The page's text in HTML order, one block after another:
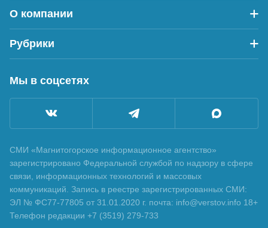
О компании
Рубрики
Мы в соцсетях
СМИ «Магнитогорское информационное агентство»
зарегистрировано Федеральной службой по надзору в сфере
связи, информационных технологий и массовых
коммуникаций. Запись в реестре зарегистрированных СМИ:
ЭЛ № ФС77-77805 от 31.01.2020 г. почта: info@verstov.info 18+
Телефон редакции +7 (3519) 279-733